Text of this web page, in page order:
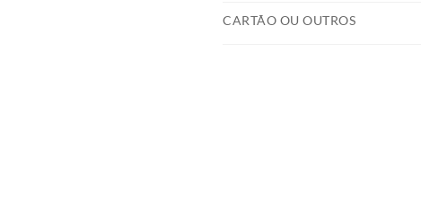
CARTÃO OU OUTROS